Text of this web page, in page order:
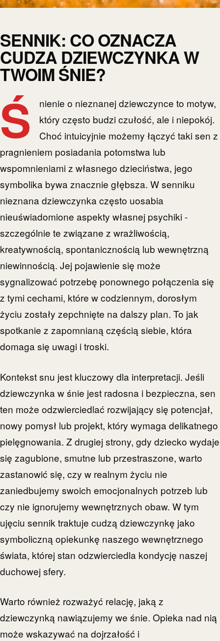
SENNIK: CO OZNACZA
CUDZA DZIEWCZYNKA W
TWOIM ŚNIE?
Ś
nienie o nieznanej dziewczynce to motyw,
który często budzi czułość, ale i niepokój.
Choć intuicyjnie możemy łączyć taki sen z
pragnieniem posiadania potomstwa lub
wspomnieniami z własnego dzieciństwa, jego
symbolika bywa znacznie głębsza. W senniku
nieznana dziewczynka często uosabia
nieuświadomione aspekty własnej psychiki -
szczególnie te związane z wrażliwością,
kreatywnością, spontanicznością lub wewnętrzną
niewinnością. Jej pojawienie się może
sygnalizować potrzebę ponownego połączenia się
z tymi cechami, które w codziennym, dorosłym
życiu zostały zepchnięte na dalszy plan. To jak
spotkanie z zapomnianą częścią siebie, która
domaga się uwagi i troski.
Kontekst snu jest kluczowy dla interpretacji. Jeśli
dziewczynka w śnie jest radosna i bezpieczna, sen
ten może odzwierciedlać rozwijający się potencjał,
nowy pomysł lub projekt, który wymaga delikatnego
pielęgnowania. Z drugiej strony, gdy dziecko wydaje
się zagubione, smutne lub przestraszone, warto
zastanowić się, czy w realnym życiu nie
zaniedbujemy swoich emocjonalnych potrzeb lub
czy nie ignorujemy wewnętrznych obaw. W tym
ujęciu sennik traktuje cudzą dziewczynkę jako
symboliczną opiekunkę naszego wewnętrznego
świata, której stan odzwierciedla kondycję naszej
duchowej sfery.
Warto również rozważyć relację, jaką z
dziewczynką nawiązujemy we śnie. Opieka nad nią
może wskazywać na dojrzałość i